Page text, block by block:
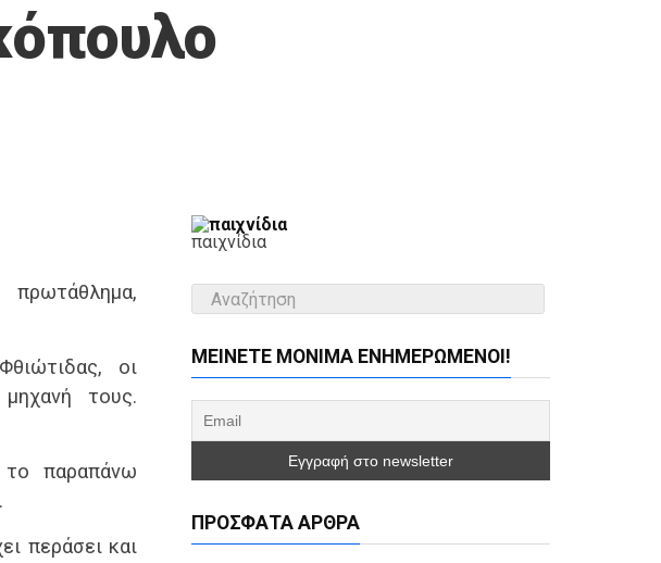
οι
τους.
το παραπάνω
περάσει και
παιχνίδια
ΜΕΊΝΕΤΕ ΜΌΝΙΜΑ ΕΝΗΜΕΡΏΜΕΝΟΙ!
ΠΡΌΣΦΑΤΑ ΆΡΘΡΑ